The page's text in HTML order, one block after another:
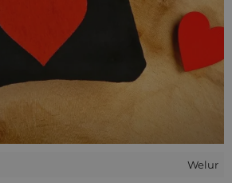
wykonywane są ręcznie. Ułożenie
na konkretnych przedmiotach
się od pokazanego na zdjęciach.
Welur